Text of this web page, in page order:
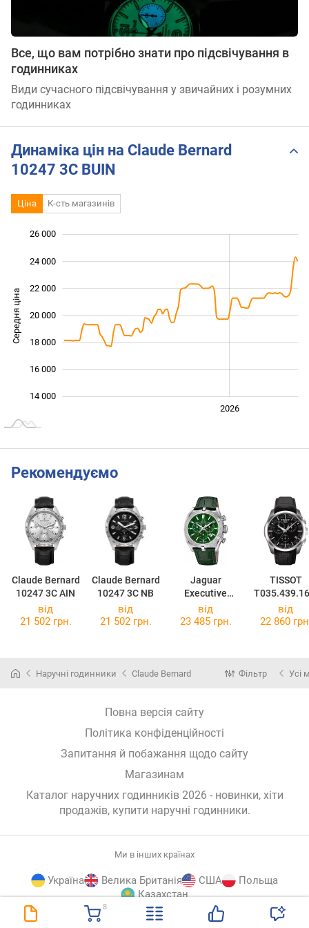
8
Все, що вам потрібно знати про підсвічування в
годинниках
Види сучасного підсвічування у звичайних і розумних
годинниках
Динаміка цін на Claude Bernard
10247 3C BUIN
Ціна К-сть магазинів
Середня ціна 14 000
14 000
16 000
18 000
20 000
22 000
24 000
26 000
2026
Рекомендуємо
Claude Bernard
10247 3C AIN
Claude Bernard
10247 3C NB
Jaguar
Executive
J857/C
TISSOT
51.00
від
21 502 грн.
від
21 502 грн.
від
23 485 грн.
від
22 860
Наручні годинники Claude Bernard Фільтр Усі
Повна версія сайту
Політика конфіденційності
Запитання й побажання щодо сайту
Магазинам
Каталог наручних годинників 2026 - новинки, хіти
продажів, купити наручні годинники.
Ми в інших країнах
Україна Велика Британія США
Польща
Казахстан